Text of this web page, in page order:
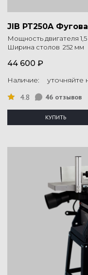
JIB PT250A
Мощность двигателя
Ширина столов 252 мм
44 600 ₽
Наличие: уточняйте
4.8 46 отзывов
КУПИТЬ